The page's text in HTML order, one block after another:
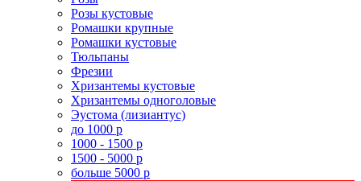
Розы кустовые
Ромашки крупные
Ромашки кустовые
Тюльпаны
Фрезии
Хризантемы кустовые
Хризантемы одноголовые
Эустома (лизиантус)
до 1000 р
1000 - 1500 р
1500 - 5000 р
больше 5000 р